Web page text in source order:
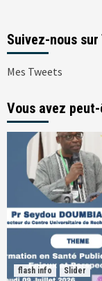
Suivez-nous
Mes Tweets
Vous avez
flash info Slider